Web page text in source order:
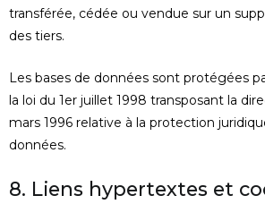
transférée, cédée ou vendue sur un
des tiers.
Les bases de données sont protégées
la loi du 1er juillet 1998 transposant la
mars 1996 relative à la protection
données.
8. Liens hypertextes et